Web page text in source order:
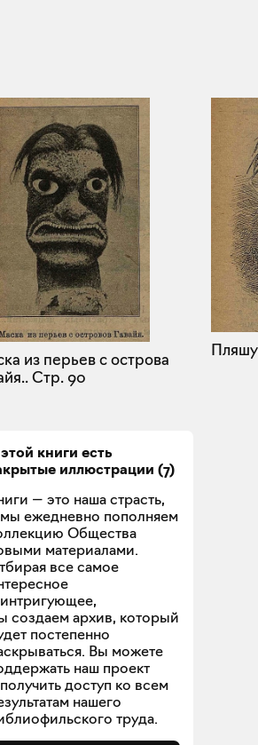
из перьев с острова
Стр. 90
книги есть
иллюстрации (7)
— это наша страсть,
ежедневно пополняем
Общества
материалами.
все самое
создаем архив, который
постепенно
Вы можете
наш проект
доступ ко всем
нашего
труда.